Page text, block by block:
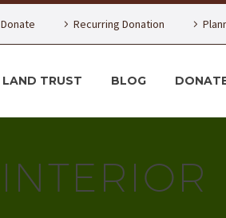
Donate Recurring Donation
LAND TRUST BLOG
INTERIOR